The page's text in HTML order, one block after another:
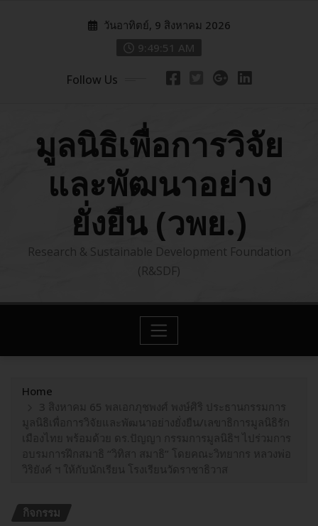
วันอาทิตย์, 9 สิงหาคม 2026
9:49:53 AM
Follow Us
มูลนิธิเพื่อการวิจัย
และพัฒนาอย่าง
ยั่งยืน (วพย.)
Research & Sustainable Development Foundation
(R&SDF)
Home
3 สิงหาคม 65 พลเอกภุชพงศ์ พงษ์ศิริ ประธานกรรมการ
มูลนิธิเพื่อการวิจัยและพัฒนาอย่างยั่งยืน/เลขาธิการมูลนิธิรัก
เมืองไทย พร้อมด้วย ดร.ปัญญา กรรมการมูลนิธิฯ ไปร่วมการ
อบรมการฝึกสมาธิ “วิทิสา สมาธิ” โดยคณะวิทยากร หลวงพ่อ
วิริยังค์ ฯ ให้กับนักเรียน โรงเรียนวัดราชาธิวาส
กิจกรรม